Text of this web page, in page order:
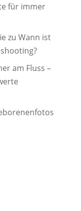
für immer
zu Wann ist
am Fluss –